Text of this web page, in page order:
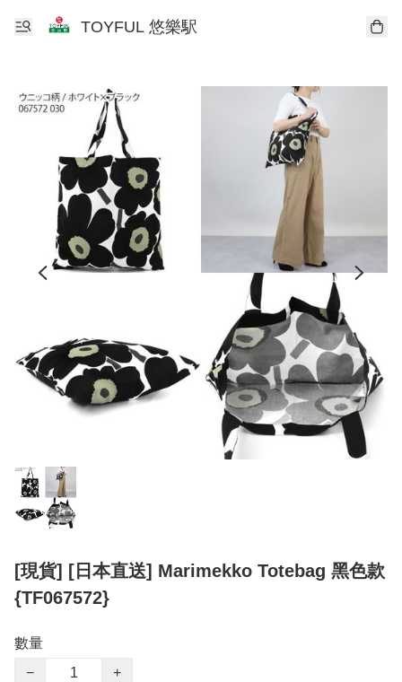
TOYFUL 悠樂駅
[現貨] [日本直送] Marimekko Totebag 黑色款
{TF067572}
數量
−
+